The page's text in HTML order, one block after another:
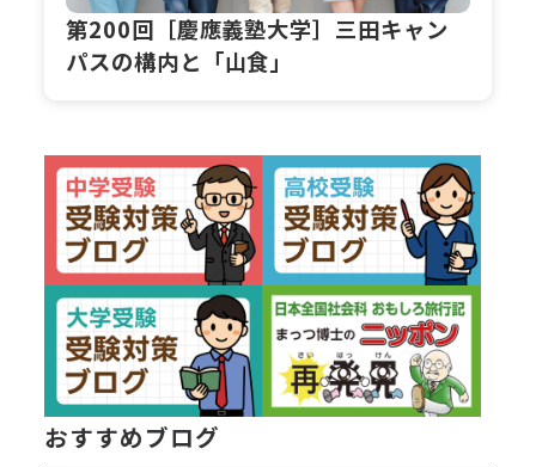
第200回［慶應義塾大学］三田キャン
パスの構内と「山食」
おすすめブログ